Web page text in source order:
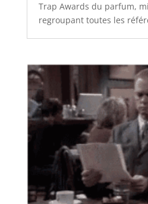
Trap Awards du parfum,
regroupant toutes les